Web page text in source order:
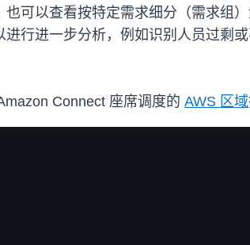
也可以查看按特定需求细分（需求
进行进一步分析，例如识别人员过剩
Connect 座席调度的 AWS 区域